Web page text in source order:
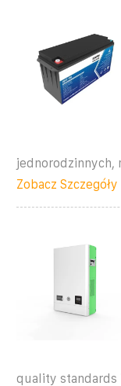
jednorodzinnych,
Zobacz Szczegóły
quality standards